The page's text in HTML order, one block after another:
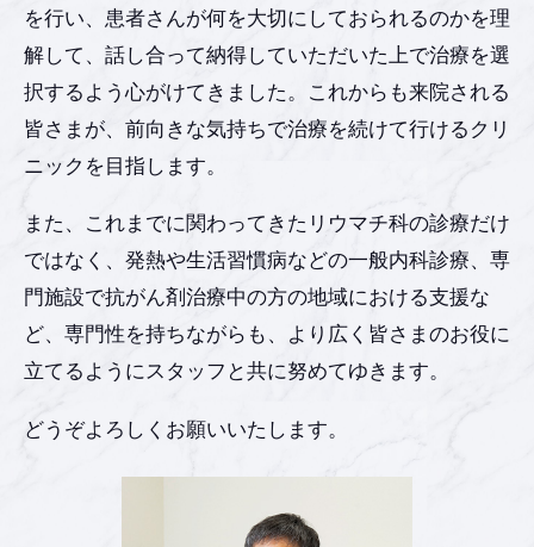
を行い、患者さんが何を大切にしておられるのかを理
解して、話し合って納得していただいた上で治療を選
択するよう心がけてきました。これからも来院される
皆さまが、前向きな気持ちで治療を続けて行けるクリ
ニックを目指します。
また、これまでに関わってきたリウマチ科の診療だけ
ではなく、発熱や生活習慣病などの一般内科診療、専
門施設で抗がん剤治療中の方の地域における支援な
ど、専門性を持ちながらも、より広く皆さまのお役に
立てるようにスタッフと共に努めてゆきます。
どうぞよろしくお願いいたします。